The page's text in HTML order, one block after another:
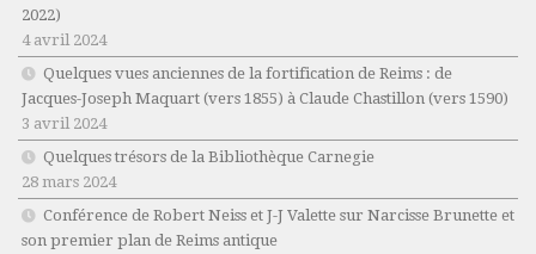
2022)
4 avril 2024
Quelques vues anciennes de la fortification de Reims : de
Jacques-Joseph Maquart (vers 1855) à Claude Chastillon (vers 1590)
3 avril 2024
Quelques trésors de la Bibliothèque Carnegie
28 mars 2024
Conférence de Robert Neiss et J-J Valette sur Narcisse Brunette et
son premier plan de Reims antique